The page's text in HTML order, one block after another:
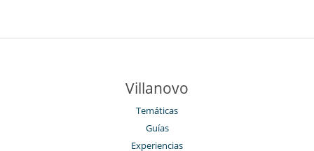
Villanovo
Temáticas
Guías
Experiencias